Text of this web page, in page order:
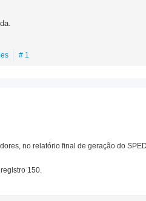
# 1
no relatório final de geração do
150.